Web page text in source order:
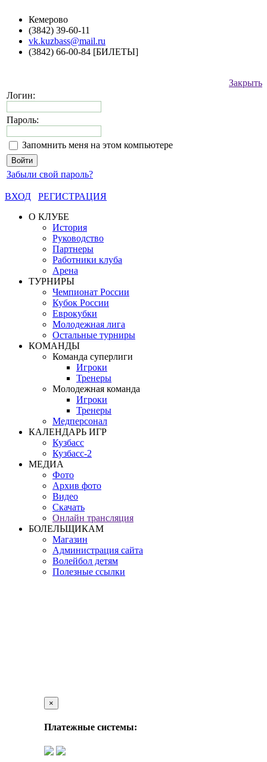
Кемерово
(3842) 39-60-11
vk.kuzbass@mail.ru
(3842) 66-00-84 [БИЛЕТЫ]
Закрыть
Логин:
Пароль:
Запомнить меня на этом компьютере
Забыли свой пароль?
ВХОД
РЕГИСТРАЦИЯ
О КЛУБЕ
История
Руководство
Партнеры
Работники клуба
Арена
ТУРНИРЫ
Чемпионат России
Кубок России
Еврокубки
Молодежная лига
Остальные турниры
КОМАНДЫ
Команда суперлиги
Игроки
Тренеры
Молодежная команда
Игроки
Тренеры
Медперсонал
КАЛЕНДАРЬ ИГР
Кузбасс
Кузбасс-2
МЕДИА
Фото
Архив фото
Видео
Скачать
Онлайн трансляция
БОЛЕЛЬЩИКАМ
Магазин
Администрация сайта
Волейбол детям
Полезные ссылки
×
Платежные системы: